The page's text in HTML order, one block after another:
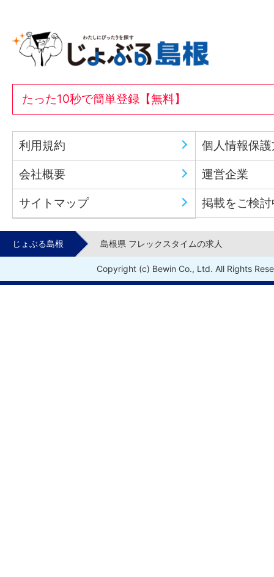
たった10秒で簡単登録【無料】
利用規約 個人情報保
会社概要 運営企業
サイトマップ 掲載をご検
じょぶる島根 島根県 フレックスタイムの求人
Copyright (c) Bewin Co., Ltd. All Rights